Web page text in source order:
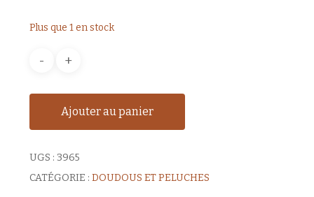
Plus que 1 en stock
Ajouter au panier
UGS : 3965
CATÉGORIE : DOUDOUS ET PELUCHES